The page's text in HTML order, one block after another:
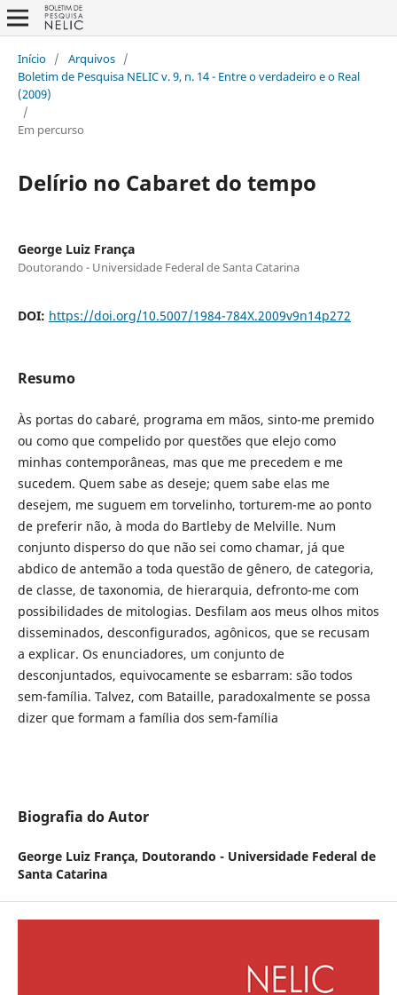
Início / Arquivos /
Boletim de Pesquisa NELIC v. 9, n. 14 - Entre o verdadeiro e o Real
(2009)
/
Em percurso
Delírio no Cabaret do tempo
George Luiz França
Doutorando - Universidade Federal de Santa Catarina
DOI: https://doi.org/10.5007/1984-784X.2009v9n14p272
Resumo
Às portas do cabaré, programa em mãos, sinto-me premido
ou como que compelido por questões que elejo como
minhas contemporâneas, mas que me precedem e me
sucedem. Quem sabe as deseje; quem sabe elas me
desejem, me suguem em torvelinho, torturem-me ao ponto
de preferir não, à moda do Bartleby de Melville. Num
conjunto disperso do que não sei como chamar, já que
abdico de antemão a toda questão de gênero, de categoria,
de classe, de taxonomia, de hierarquia, defronto-me com
possibilidades de mitologias. Desfilam aos meus olhos mitos
disseminados, desconfigurados, agônicos, que se recusam
a explicar. Os enunciadores, um conjunto de
desconjuntados, equivocamente se esbarram: são todos
sem-família. Talvez, com Bataille, paradoxalmente se possa
dizer que formam a família dos sem-família
Biografia do Autor
George Luiz França, Doutorando - Universidade Federal de
Santa Catarina